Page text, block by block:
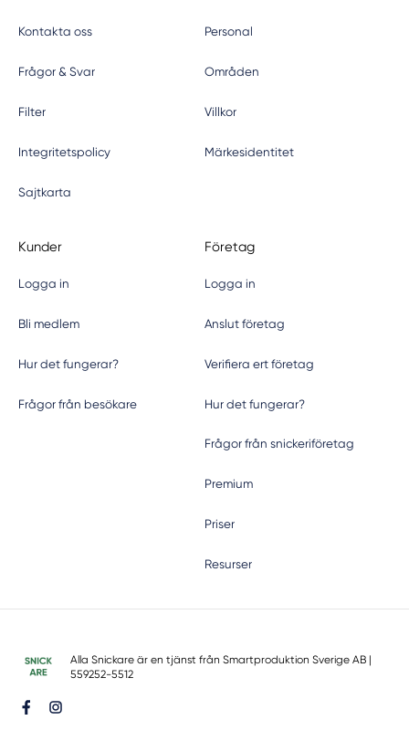
Kontakta oss Personal
Frågor & Svar Områden
Filter Villkor
Integritetspolicy Märkesidentitet
Sajtkarta
Kunder
Logga in
Bli medlem
Hur det fungerar?
Frågor från besökare
Företag
Logga in
Anslut företag
Verifiera ert företag
Hur det fungerar?
Frågor från snickeriföretag
Premium
Priser
Resurser
Alla Snickare är en tjänst frånSmartproduktion Sverige AB |
559252-5512